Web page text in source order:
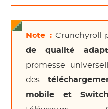
Note :Crunchyroll
de qualité
promesse
des
mobile et Switch